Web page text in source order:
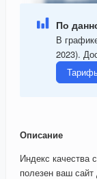
По
В
2023).
Описание
Индекс качества
полезен ваш